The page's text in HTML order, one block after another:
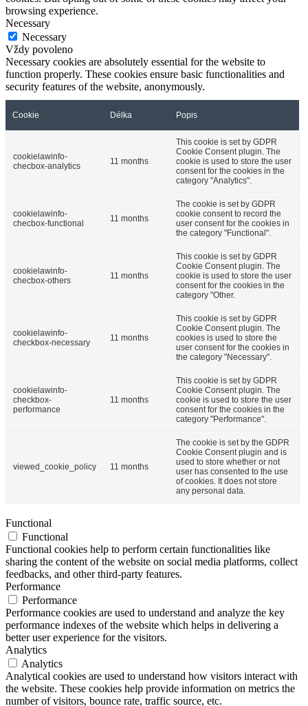
browsing experience.
Necessary
Necessary
Vždy povoleno
Necessary cookies are absolutely essential for the website to
function properly. These cookies ensure basic functionalities and
security features of the website, anonymously.
Cookie Délka Popis
cookielawinfo-
checbox-analytics
11 months
This cookie is set by GDPR
Cookie Consent plugin. The
cookie is used to store the user
consent for the cookies in the
category "Analytics".
cookielawinfo-
checbox-functional
11 months
The cookie is set by GDPR
cookie consent to record the
user consent for the cookies in
the category "Functional".
cookielawinfo-
checbox-others
11 months
This cookie is set by GDPR
Cookie Consent plugin. The
cookie is used to store the user
consent for the cookies in the
category "Other.
cookielawinfo-
checkbox-necessary
11 months
This cookie is set by GDPR
Cookie Consent plugin. The
cookies is used to store the
user consent for the cookies in
the category "Necessary".
cookielawinfo-
checkbox-
performance
11 months
This cookie is set by GDPR
Cookie Consent plugin. The
cookie is used to store the user
consent for the cookies in the
category "Performance".
viewed_cookie_policy 11 months
The cookie is set by the GDPR
Cookie Consent plugin and is
used to store whether or not
user has consented to the use
of cookies. It does not store
any personal data.
Functional
Functional
Functional cookies help to perform certain functionalities like
sharing the content of the website on social media platforms, collect
feedbacks, and other third-party features.
Performance
Performance
Performance cookies are used to understand and analyze the key
performance indexes of the website which helps in delivering a
better user experience for the visitors.
Analytics
Analytics
Analytical cookies are used to understand how visitors interact with
the website. These cookies help provide information on metrics the
number of visitors, bounce rate, traffic source, etc.